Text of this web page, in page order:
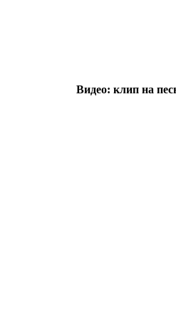
Видео: клип на